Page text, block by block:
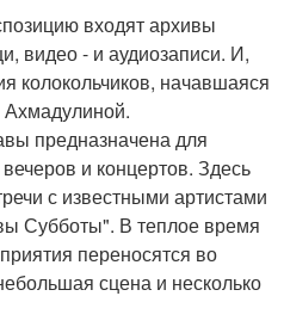
входят архивы
видео - и аудиозаписи. И,
колокольчиков, начавшаяся
предназначена для
и концертов. Здесь
с известными артистами
Субботы". В теплое время
переносятся во
сцена и несколько